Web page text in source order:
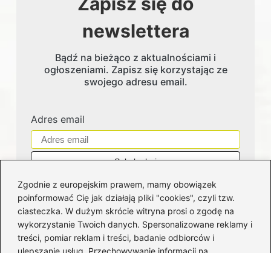
Zgodnie z europejskim prawem, mamy obowiązek
poinformować Cię jak działają pliki "cookies", czyli tzw.
ciasteczka. W dużym skrócie witryna prosi o zgodę na
wykorzystanie Twoich danych. Spersonalizowane reklamy i
treści, pomiar reklam i treści, badanie odbiorców i
ulepszanie usług. Przechowywanie informacji na
newslettera
Bądź na bieżąco z aktualnościami i
ogłoszeniami. Zapisz się korzystając ze
swojego adresu email.
Adres email
Kategorie